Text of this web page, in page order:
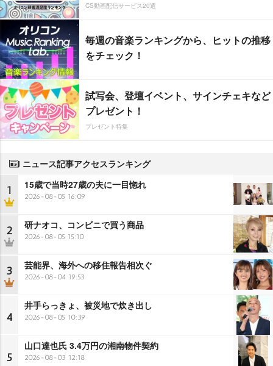
CS動画配信サービス20選
毎週の音楽ランキングから、ヒットの推移
をチェック！
試写会、登壇イベント、サインチェキなど
プレゼント！
プレゼント特集
ニュース記事アクセスランキング
1 15歳で当時27歳の夫に一目惚れ
2026-08-05 16:09
2 研ナオコ、コンビニで買う商品
2026-08-05 15:10
3 芸能界、海外への移住報告相次ぐ
2026-08-04 19:53
4
井手らっきょ、被災地で炊き出し
2026-08-05 10:39
5
山口達也氏 3.4万円の湘南物件契約
2026-08-03 12:18